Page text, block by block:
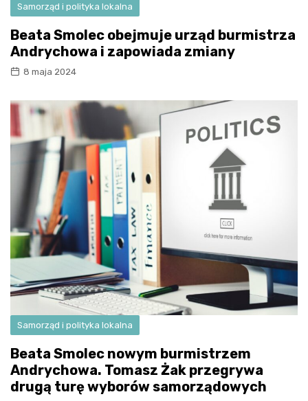
Samorząd i polityka lokalna
Beata Smolec obejmuje urząd burmistrza
Andrychowa i zapowiada zmiany
8 maja 2024
Samorząd i polityka lokalna
Beata Smolec nowym burmistrzem
Andrychowa. Tomasz Żak przegrywa
drugą turę wyborów samorządowych